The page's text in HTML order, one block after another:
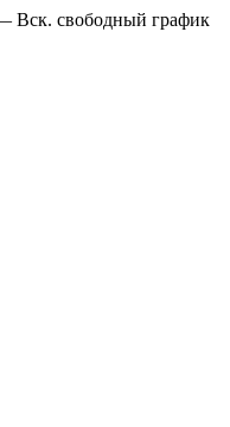
Вск. свободный график